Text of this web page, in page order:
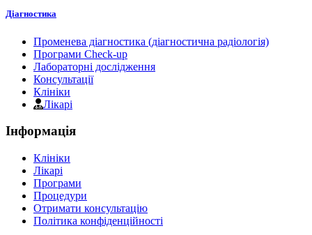
Діагностика
Променева діагностика (діагностична радіологія)
Програми Check-up
Лабораторні дослідження
Консультації
Клініки
Лікарі
Інформація
Клініки
Лікарі
Програми
Процедури
Отримати консультацію
Політика конфіденційності